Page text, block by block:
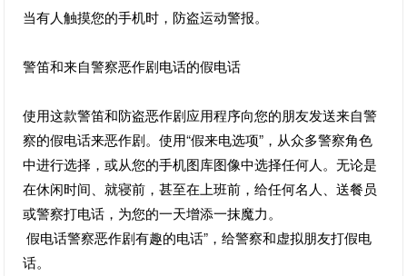
当有人触摸您的手机时，防盗运动警报。
警笛和来自警察恶作剧电话的假电话
使用这款警笛和防盗恶作剧应用程序向您的朋友发送来自警
察的假电话来恶作剧。使用“假来电选项”，从众多警察角色
中进行选择，或从您的手机图库图像中选择任何人。无论是
在休闲时间、就寝前，甚至在上班前，给任何名人、送餐员
或警察打电话，为您的一天增添一抹魔力。
假电话警察恶作剧有趣的电话”，给警察和虚拟朋友打假电
话。